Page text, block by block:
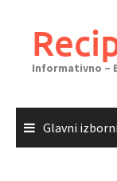
sadržaja
Informativno –
Glavni